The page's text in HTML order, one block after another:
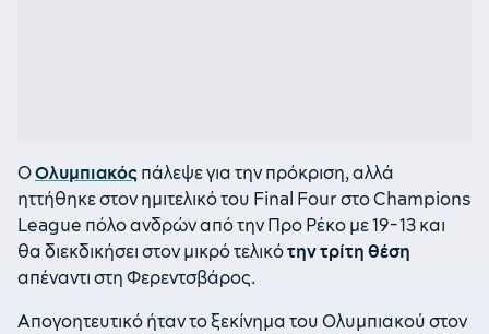
ΟΟλυμπιακός πάλεψε για την πρόκριση, αλλά
ηττήθηκε στον ημιτελικό του Final Four στο Champions
League πόλο ανδρών από την Προ Ρέκο με 19-13 και
θα διεκδικήσει στον μικρό τελικότην τρίτη θέση
απέναντι στη Φερεντσβάρος.
Απογοητευτικό ήταν το ξεκίνημα του Ολυμπιακού στον